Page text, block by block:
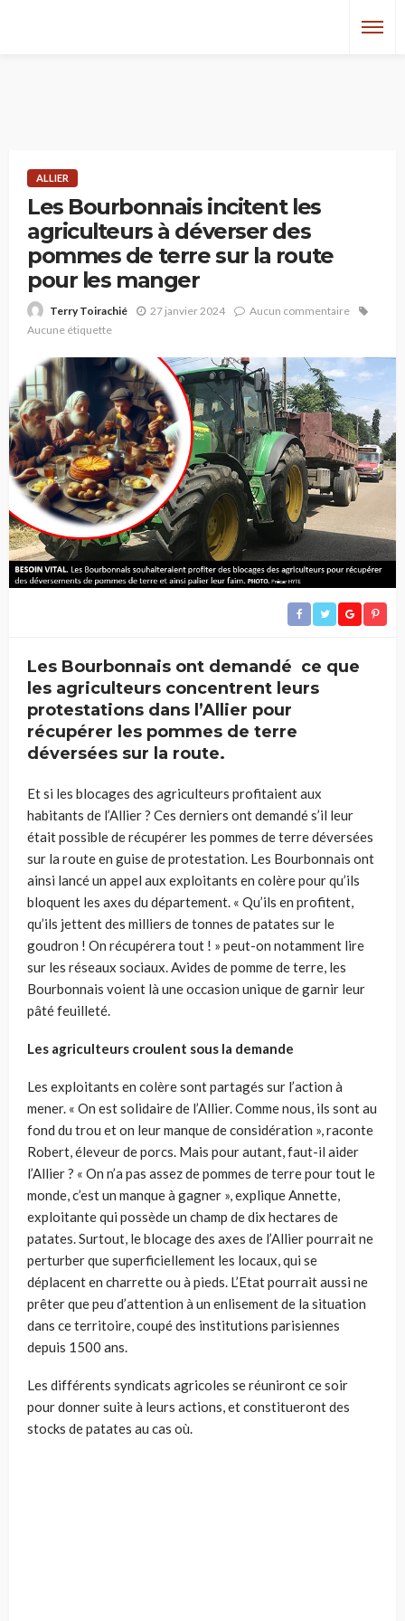
ALLIER
Les Bourbonnais incitent les
agriculteurs à déverser des
pommes de terre sur la route
pour les manger
Terry Toirachié 27 janvier 2024
Aucun commentaire
Aucune étiquette
Les Bourbonnais ont demandé ce que
les agriculteurs concentrent leurs
protestations dans l’Allier pour
récupérer les pommes de terre
déversées sur la route.
Et si les blocages des agriculteurs profitaient aux
habitants de l’Allier ? Ces derniers ont demandé s’il leur
était possible de récupérer les pommes de terre déversées
sur la route en guise de protestation. Les Bourbonnais ont
ainsi lancé un appel aux exploitants en colère pour qu’ils
bloquent les axes du département. « Qu’ils en profitent,
qu’ils jettent des milliers de tonnes de patates sur le
goudron ! On récupérera tout ! » peut-on notamment lire
sur les réseaux sociaux. Avides de pomme de terre, les
Bourbonnais voient là une occasion unique de garnir leur
pâté feuilleté.
Les agriculteurs croulent sous la demande
Les exploitants en colère sont partagés sur l’action à
mener. « On est solidaire de l’Allier. Comme nous, ils sont au
fond du trou et on leur manque de considération », raconte
Robert, éleveur de porcs. Mais pour autant, faut-il aider
l’Allier ? « On n’a pas assez de pommes de terre pour tout le
monde, c’est un manque à gagner », explique Annette,
exploitante qui possède un champ de dix hectares de
patates. Surtout, le blocage des axes de l’Allier pourrait ne
perturber que superficiellement les locaux, qui se
déplacent en charrette ou à pieds. L’Etat pourrait aussi ne
prêter que peu d’attention à un enlisement de la situation
dans ce territoire, coupé des institutions parisiennes
depuis 1500 ans.
Les différents syndicats agricoles se réuniront ce soir
pour donner suite à leurs actions, et constitueront des
stocks de patates au cas où.